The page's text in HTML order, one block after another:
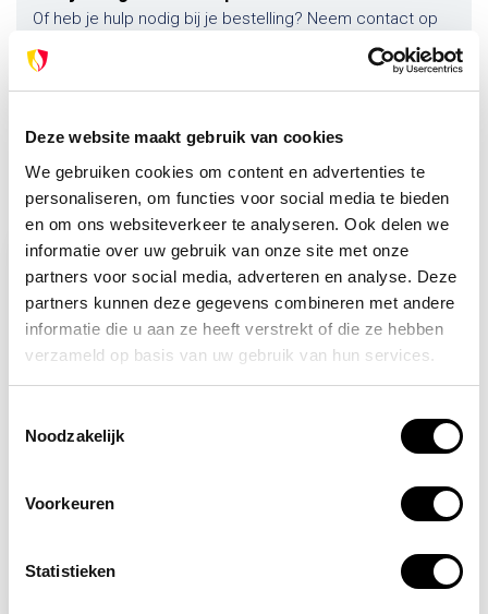
Deze website maakt gebruik van cookies
We gebruiken cookies om content en advertenties te
personaliseren, om functies voor social media te bieden
en om ons websiteverkeer te analyseren. Ook delen we
informatie over uw gebruik van onze site met onze
partners voor social media, adverteren en analyse. Deze
partners kunnen deze gegevens combineren met andere
informatie die u aan ze heeft verstrekt of die ze hebben
verzameld op basis van uw gebruik van hun services.
Noodzakelijk
Voorkeuren
Statistieken
Of heb je hulp nodig bij je bestelling? Neem contact op
+31 (0) 6 82095086
Recent bekeken
Waarschuwingsbord /